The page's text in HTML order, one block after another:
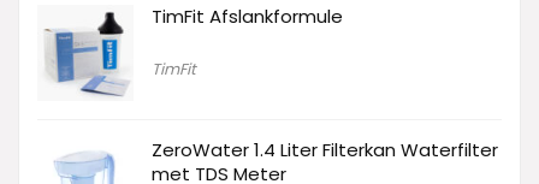
TimFit Afslankformule
TimFit
ZeroWater 1.4 Liter Filterkan Waterfilter
met TDS Meter